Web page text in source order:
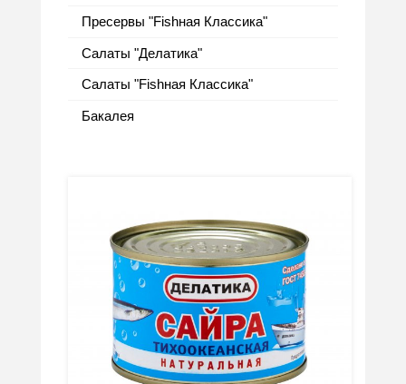
Пресервы "Fishная Классика"
Салаты "Делатика"
Салаты "Fishная Классика"
Бакалея